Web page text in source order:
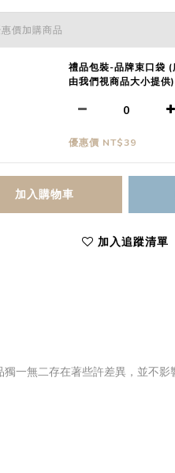
價加購商品
禮品包裝-品牌束口袋 (
由我們視商品大小提供)
優惠價 NT$39
加入購物車
加入追蹤清單
一無二存在著些許差異，並不影